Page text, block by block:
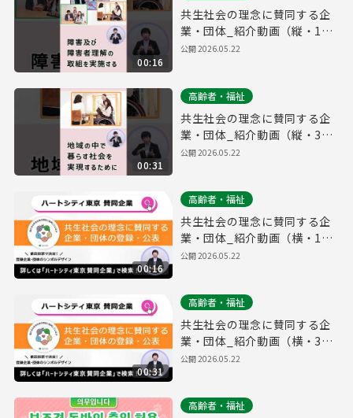
00:16
共生社会の理念に賛同する企
業・団体_紹介動画（縦・15
秒ver.）
公開2026.05.22
00:31
高齢者・福祉
共生社会の理念に賛同する企
業・団体_紹介動画（縦・30
秒ver.）
公開2026.05.22
00:16
高齢者・福祉
共生社会の理念に賛同する企
業・団体_紹介動画（横・15
秒ver.）
公開2026.05.22
00:31
高齢者・福祉
共生社会の理念に賛同する企
業・団体_紹介動画（横・30
秒ver.）
公開2026.05.22
高齢者・福祉